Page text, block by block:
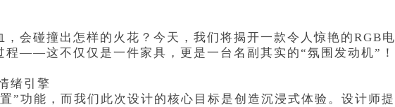
，会碰撞出怎样的火花？今天，我们将揭开一款令人惊艳的RGB电
程——这不仅仅是一件家具，更是一台名副其实的“氛围发动机”！
绪引擎
”功能，而我们此次设计的核心目标是创造沉浸式体验。设计师提